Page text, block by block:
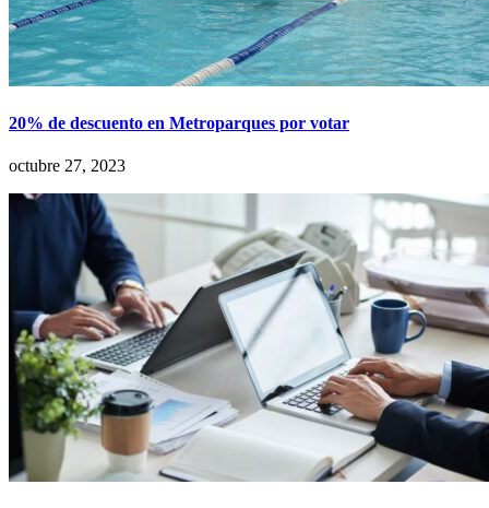
20% de descuento en Metroparques por votar
octubre 27, 2023